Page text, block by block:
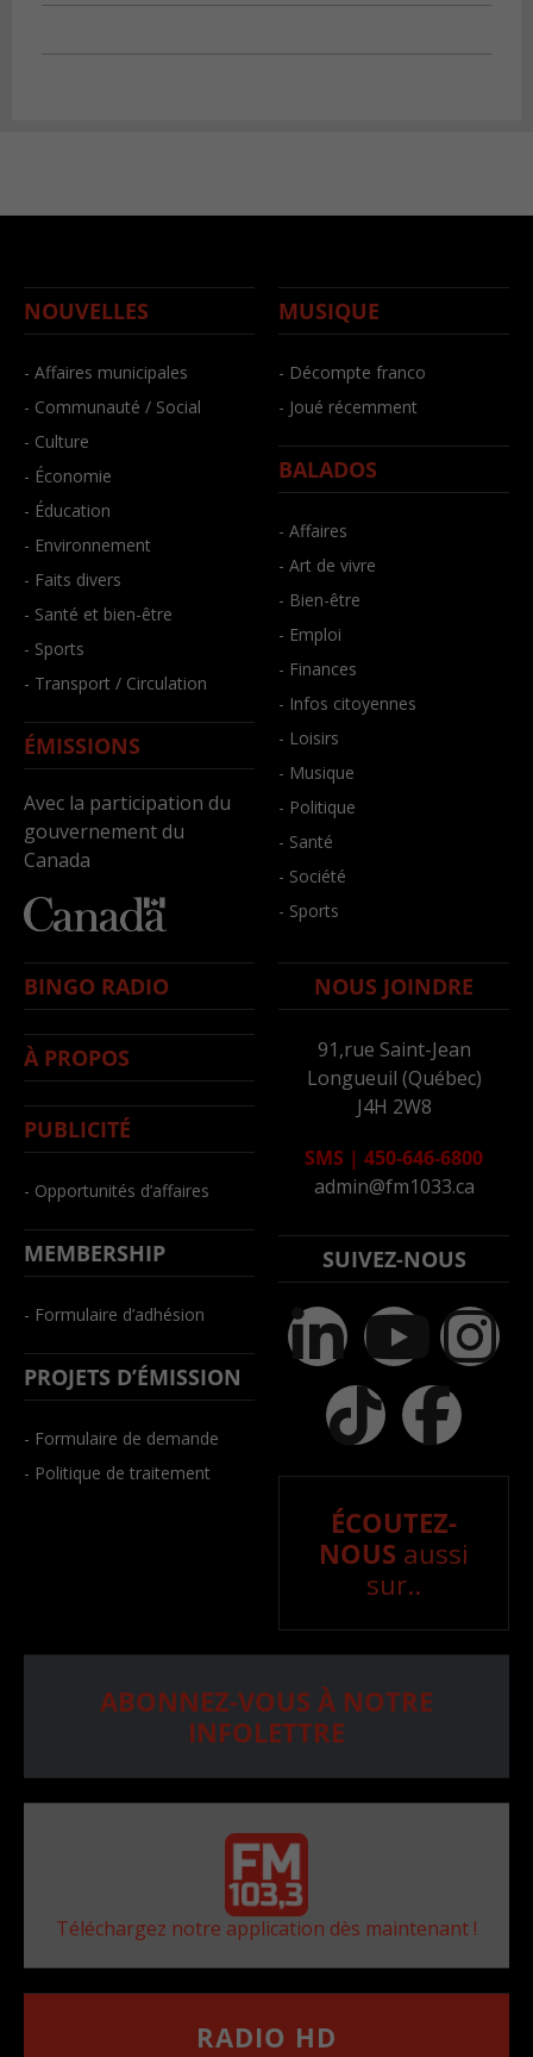
NOUVELLES
- Affaires municipales
- Communauté / Social
- Culture
- Économie
- Éducation
- Environnement
- Faits divers
- Santé et bien-être
- Sports
- Transport / Circulation
ÉMISSIONS
Avec la participation du
gouvernement du
Canada
MUSIQUE
- Décompte franco
- Joué récemment
BALADOS
- Affaires
- Art de vivre
- Bien-être
- Emploi
- Finances
- Infos citoyennes
- Loisirs
- Musique
- Politique
- Santé
- Société
- Sports
BINGO RADIO
À PROPOS
PUBLICITÉ
- Opportunités d’affaires
MEMBERSHIP
- Formulaire d’adhésion
PROJETS D’ÉMISSION
- Formulaire de demande
- Politique de traitement
NOUS JOINDRE
91,rue Saint-Jean
Longueuil (Québec)
J4H 2W8
SMS | 450-646-6800
admin@fm1033.ca
SUIVEZ-NOUS
ÉCOUTEZ-
NOUS aussi
sur..
ABONNEZ-VOUS À NOTRE
INFOLETTRE
Téléchargez notre application dès maintenant !
RADIO HD